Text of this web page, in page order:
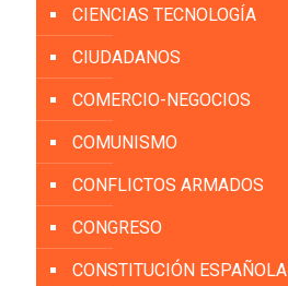
CIENCIAS TECNOLOGÍA
CIUDADANOS
COMERCIO-NEGOCIOS
COMUNISMO
CONFLICTOS ARMADOS
CONGRESO
CONSTITUCIÓN ESPAÑOLA